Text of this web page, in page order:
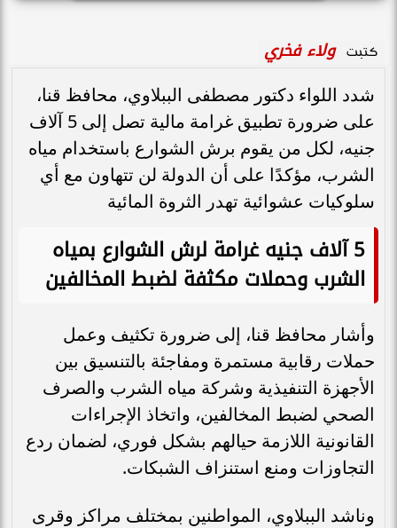
كتبت ولاء فخري
شدد اللواء دكتور مصطفى الببلاوي، محافظ قنا،
على ضرورة تطبيق غرامة مالية تصل إلى 5 آلاف
جنيه، لكل من يقوم برش الشوارع باستخدام مياه
الشرب، مؤكدًا على أن الدولة لن تتهاون مع أي
سلوكيات عشوائية تهدر الثروة المائية
5 آلاف جنيه غرامة لرش الشوارع بمياه
الشرب وحملات مكثفة لضبط المخالفين
وأشار محافظ قنا، إلى ضرورة تكثيف وعمل
حملات رقابية مستمرة ومفاجئة بالتنسيق بين
الأجهزة التنفيذية وشركة مياه الشرب والصرف
الصحي لضبط المخالفين، واتخاذ الإجراءات
القانونية اللازمة حيالهم بشكل فوري، لضمان ردع
التجاوزات ومنع استنزاف الشبكات.
وناشد الببلاوي، المواطنين بمختلف مراكز وقرى